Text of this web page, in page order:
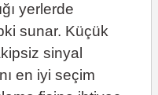
yerlerde
sunar. Küçük
sinyal
en iyi seçim